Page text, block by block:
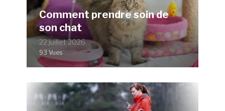
Comment prendre soin de
son chat
22 juillet 2026
93 Vues